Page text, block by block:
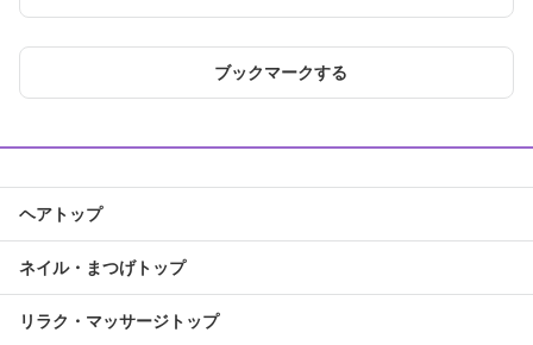
ブックマークする
ヘアトップ
ネイル・まつげトップ
リラク・マッサージトップ